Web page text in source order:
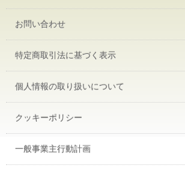
お問い合わせ
特定商取引法に基づく表示
個人情報の取り扱いについて
クッキーポリシー
一般事業主行動計画